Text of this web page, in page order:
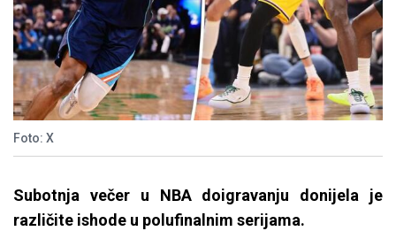
Foto: X
Subotnja večer u NBA doigravanju donijela je
različite ishode u polufinalnim serijama.